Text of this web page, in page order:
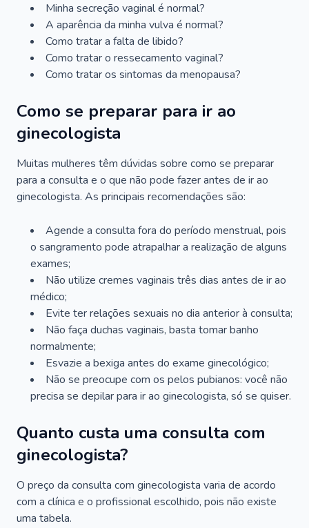
Minha secreção vaginal é normal?
A aparência da minha vulva é normal?
Como tratar a falta de libido?
Como tratar o ressecamento vaginal?
Como tratar os sintomas da menopausa?
Como se preparar para ir ao
ginecologista
Muitas mulheres têm dúvidas sobre como se preparar
para a consulta e o que não pode fazer antes de ir ao
ginecologista. As principais recomendações são:
Agende a consulta fora do período menstrual, pois
o sangramento pode atrapalhar a realização de alguns
exames;
Não utilize cremes vaginais três dias antes de ir ao
médico;
Evite ter relações sexuais no dia anterior à consulta;
Não faça duchas vaginais, basta tomar banho
normalmente;
Esvazie a bexiga antes do exame ginecológico;
Não se preocupe com os pelos pubianos: você não
precisa se depilar para ir ao ginecologista, só se quiser.
Quanto custa uma consulta com
ginecologista?
O preço da consulta com ginecologista varia de acordo
com a clínica e o profissional escolhido, pois não existe
uma tabela.